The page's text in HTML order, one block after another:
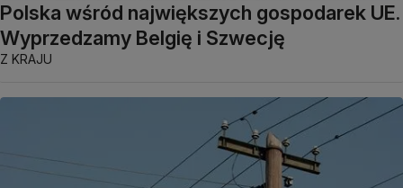
Polska wśród największych gospodarek UE.
Wyprzedzamy Belgię i Szwecję
Z KRAJU